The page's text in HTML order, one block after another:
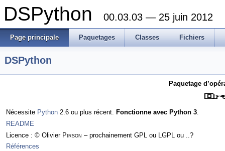
DSPython 00.03.03 — 25 juin 2012
Page principale Paquetages Classes Fichiers
DSPython
Paquetage
Nécessite Python 2.6 ou plus récent. Fonctionne avec Python 3
README
Licence : © Olivier Pirson – prochainement GPL ou LGPL ou ..?
Références